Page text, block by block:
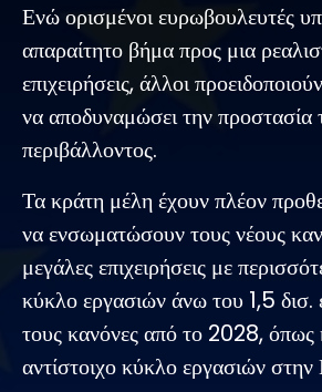
Ενώ ορισμένοι ευρωβουλευτές
απαραίτητο βήμα προς μια
επιχειρήσεις, άλλοι
να αποδυναμώσει την προστασία
περιβάλλοντος.
Τα κράτη μέλη έχουν πλέον
να ενσωματώσουν τους νέους
μεγάλες επιχειρήσεις με
κύκλο εργασιών άνω του 1,5
τους κανόνες από το 2028, όπως
αντίστοιχο κύκλο εργασιών